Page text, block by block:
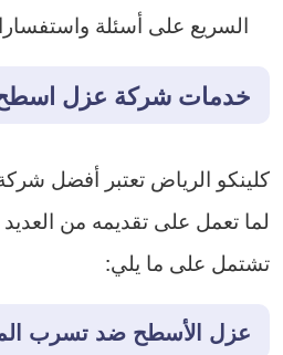
السريع على أسئلة
خدمات شركة عزل اسطح
كلينكو الرياض تعتبر أفضل
لما تعمل على تقديمه من
تشتمل على ما يلي:
عزل الأسطح ضد تسرب